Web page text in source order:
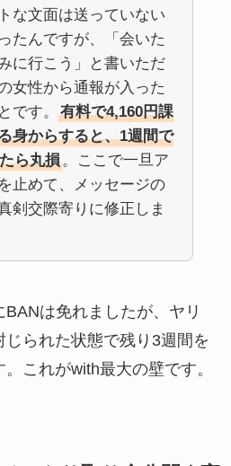
な文面は送っていない
たんですが、「会いた
に行こう」と書いただ
女性から通報が入った
です。
有料で4,160円課
身からすると、1週間で
ら丸損。ここで一旦ア
止めて、メッセージの
剣交際寄りに修正しま
は免れましたが、ヤリ
られた状態で残り3週間を
これがwith最大の壁です。